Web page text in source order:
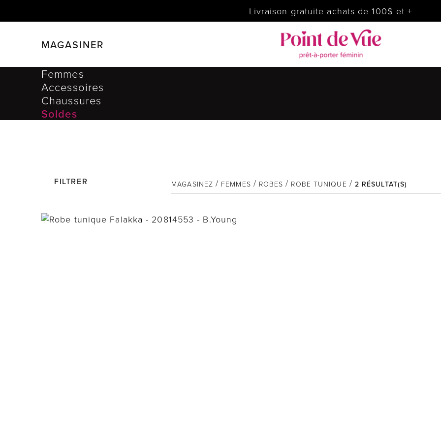
Livraison gratuite achats de 100$ et +
MAGASINER
FILTRER
Femmes
Accessoires
Chaussures
Soldes
FILTRER MAGASINEZ FEMMES ROBES ROBE TUNIQUE 2 RÉSULTAT(S)